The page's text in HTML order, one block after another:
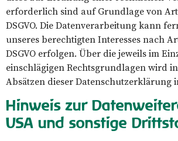
erforderlich sind auf Grundlage von
DSGVO. Die Datenverarbeitung kann
unseres berechtigten Interesses nach
DSGVO erfolgen. Über die jeweils im
einschlägigen Rechtsgrundlagen wird
Absätzen dieser Datenschutzerklärung
Hinweis zur
USA und sonstige